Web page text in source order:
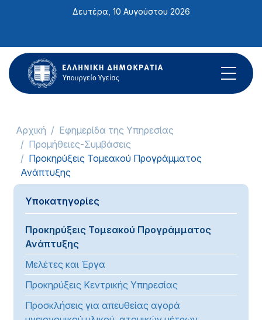
ιστότοπος
περιλαμβάνει
ένα
σύστημα
Δευτέρα, 10 Αυγούστου 2026
Αρχική
Εφημερίδα της Υπηρεσίας
Προμήθειες-Συμβάσεις
Προκηρύξεις Τομεακού Προγράμματος
Ανάπτυξης
Υποκατηγορίες
Προκηρύξεις Τομεακού Προγράμματος
Ανάπτυξης
Μελέτες και Έργα
Προκηρύξεις Κεντρικής Υπηρεσίας
Προσκλήσεις για απευθείας αγορά